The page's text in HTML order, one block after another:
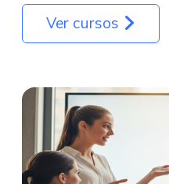
Ver cursos